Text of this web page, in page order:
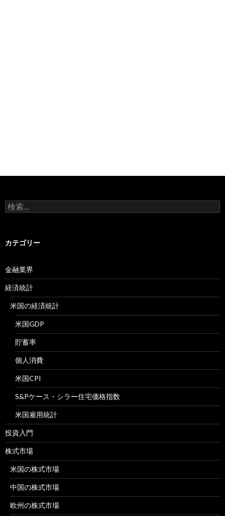
検
索:
カテゴリー
金融業界
経済統計
米国の経済統計
米国GDP
貯蓄率
個人消費
米国CPI
S&Pケース・シラー住宅価格指数
米国雇用統計
投資入門
株式市場
米国の株式市場
中国の株式市場
欧州の株式市場